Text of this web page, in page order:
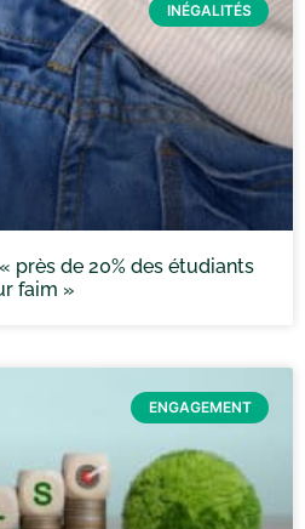
INÉGALITÉS
près de 20% des étudiants
faim »
ENGAGEMENT